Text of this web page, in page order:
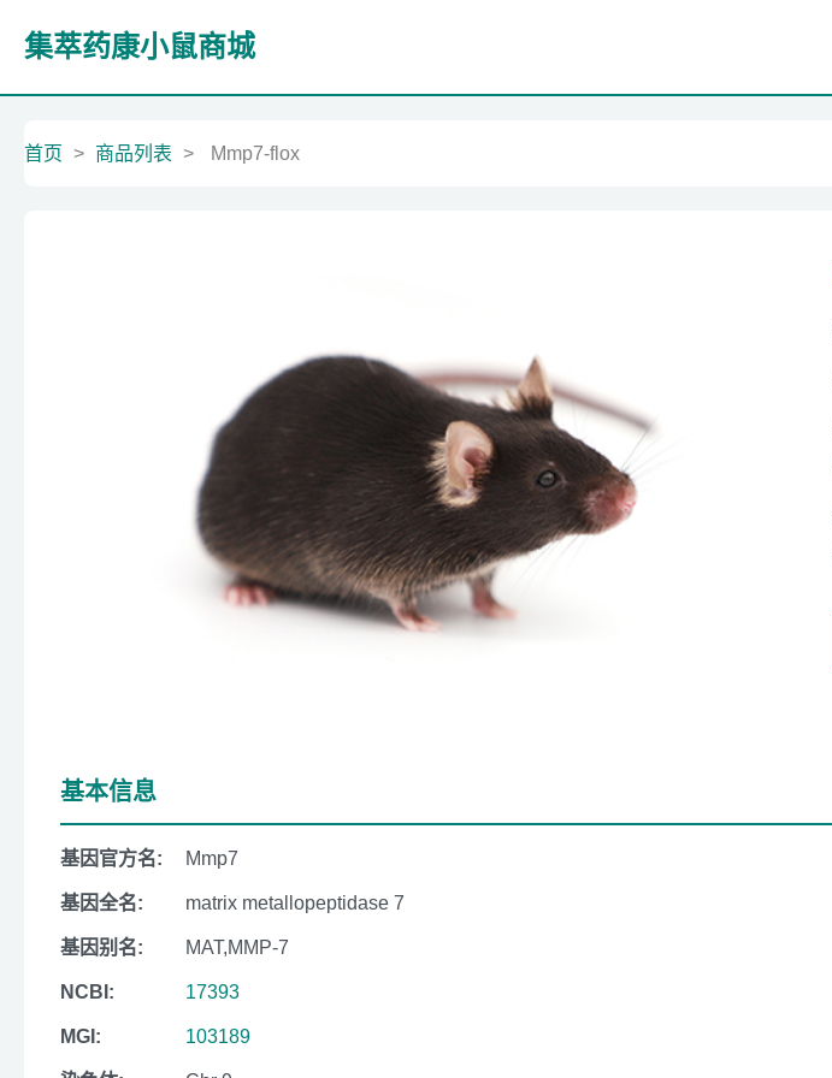
集萃药康小鼠商城
首页 > 商品列表 > Mmp7-flox
基本信息
基因官方名: Mmp7
基因全名: matrix metallopeptidase 7
基因别名: MAT,MMP-7
NCBI: 17393
MGI: 103189